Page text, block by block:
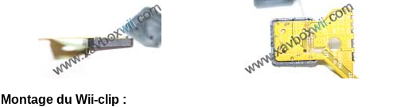
Montage du Wii-clip :